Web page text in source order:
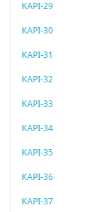
KAPI-29
KAPI-30
KAPI-31
KAPI-32
KAPI-33
KAPI-34
KAPI-35
KAPI-36
KAPI-37